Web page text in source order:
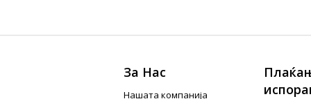
За Нас
Нашата компанија